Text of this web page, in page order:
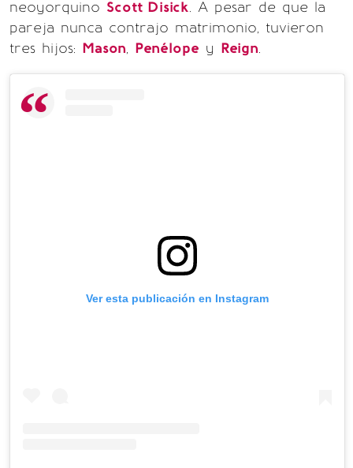
neoyorquino Scott Disick. A pesar de que la
pareja nunca contrajo matrimonio, tuvieron
tres hijos: Mason, Penélope y Reign.
Ver esta publicación en Instagram